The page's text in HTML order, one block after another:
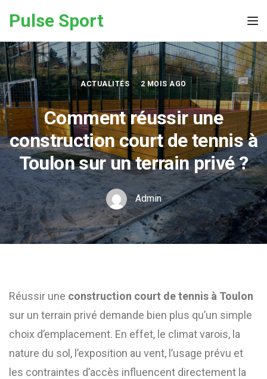
Pulse Sport
ACTUALITÉS 2 MOIS AGO
Comment réussir une
construction court de tennis à
Toulon sur un terrain privé ?
Admin
Réussir une construction court de tennis à Toulon
sur un terrain privé demande bien plus qu’un simple
choix d’emplacement. En effet, le climat varois, la
nature du sol, l’exposition au vent, l’usage prévu et
les contraintes d’accès influencent directement la